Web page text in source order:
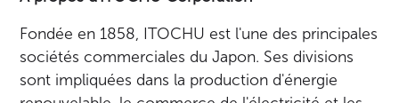
Fondée en 1858, ITOCHU est l'une des principales
sociétés commerciales du Japon. Ses divisions
sont impliquées dans la production d'énergie